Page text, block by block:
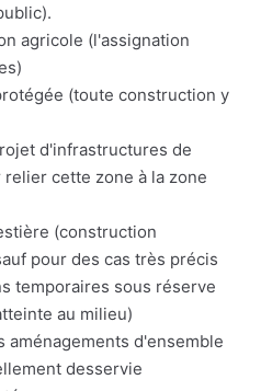
agricole (l'assignation
(toute construction y
d'infrastructures de
cette zone à la zone
(construction
pour des cas très précis
temporaires sous réserve
au milieu)
aménagements d'ensemble
desservie